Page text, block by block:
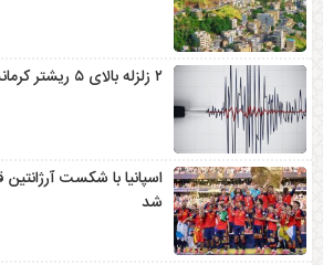
۲ زلزله‌ بالای ۵ ریشتر کرمانشاه را لرزاند
شد